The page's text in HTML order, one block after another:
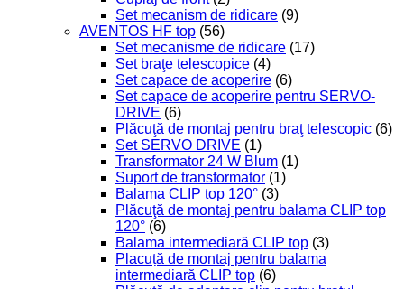
Set mecanism de ridicare (9)
AVENTOS HF top (56)
Set mecanisme de ridicare (17)
Set braţe telescopice (4)
Set capace de acoperire (6)
Set capace de acoperire pentru SERVO-
DRIVE (6)
Plăcuţă de montaj pentru braţ telescopic (6)
Set SERVO DRIVE (1)
Transformator 24 W Blum (1)
Suport de transformator (1)
Balama CLIP top 120° (3)
Plăcuţă de montaj pentru balama CLIP top
120° (6)
Balama intermediară CLIP top (3)
Placuță de montaj pentru balama
intermediară CLIP top (6)